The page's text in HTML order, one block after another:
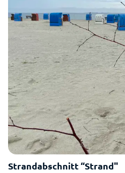
Strandabschnitt “Strand"